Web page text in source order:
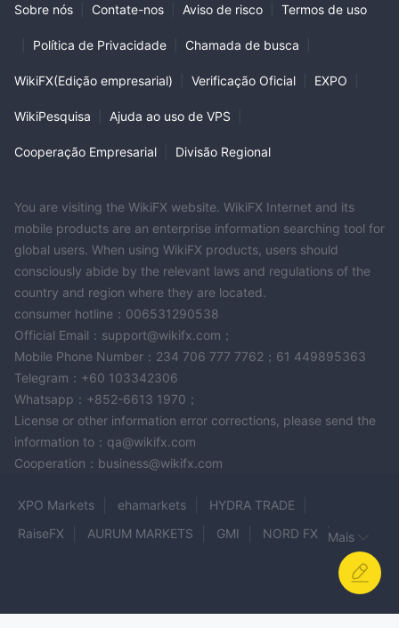
Sobre nós Contate-nos Aviso de risco Termos de uso
Política de Privacidade Chamada de busca
WikiFX(Edição empresarial) Verificação Oficial EXPO
WikiPesquisa Ajuda ao uso de VPS
Cooperação Empresarial Divisão Regional
You are visiting the WikiFX website. WikiFX Internet and its
mobile products are an enterprise information searching tool for
global users. When using WikiFX products, users should
consciously abide by the relevant laws and regulations of the
country and region where they are located.
consumer hotline：006531290538
Official Email：support@wikifx.com；
Mobile Phone Number：234 706 777 7762；61 449895363
Telegram：+60 103342306
Whatsapp：+852-6613 1970；
License or other information error corrections, please send the
information to：qa@wikifx.com
Cooperation：business@wikifx.com
XPO Markets ehamarkets
HYDRA TRADE
RaiseFX
AURUM MARKETS GMI
NORD FX
GF FINANCIAL MARKETS (UK) LIMITED
Mais